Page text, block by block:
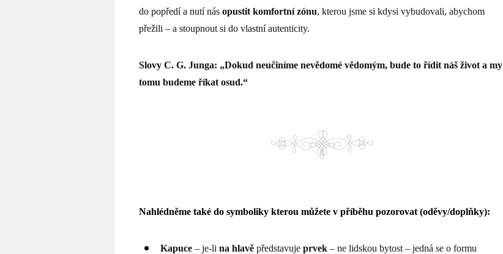
do popředí a nutí nás opustit komfortní zónu, kterou jsme si kdysi vybudovali, abychom
přežili – a stoupnout si do vlastní autenticity.
Slovy C. G. Junga: „Dokud neučiníme nevědomé vědomým, bude to řídit náš život a my
tomu budeme říkat osud.“
Nahlédněme také do symboliky kterou můžete v příběhu pozorovat (oděvy/doplňky):
Kapuce – je-li na hlavě představuje prvek – ne lidskou bytost – jedná se o formu